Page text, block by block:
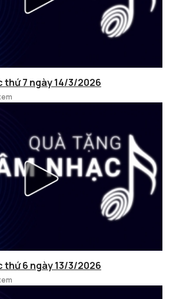
thứ 7 ngày 14/3/2026
thứ 6 ngày 13/3/2026